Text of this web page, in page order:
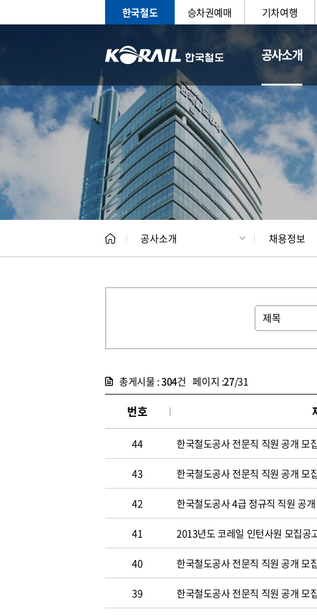
한국철도 승차권예매 기차여행
공사소개
CEO 일반현황
공사소개 채용정보
총게시물 :304건 페이지 :27/31
번호
44 한국철도공사 전문직 직원 공개 모
43 한국철도공사 전문직 직원 공개 모
42 한국철도공사 4급 정규직 직원 공
41 2013년도 코레일 인턴사원 모집공
40 한국철도공사 전문직 직원 공개 모
39 한국철도공사 전문직 직원 공개 모